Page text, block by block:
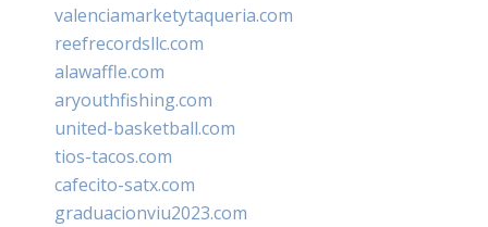
valenciamarketytaqueria.com
reefrecordsllc.com
alawaffle.com
aryouthfishing.com
united-basketball.com
tios-tacos.com
cafecito-satx.com
graduacionviu2023.com